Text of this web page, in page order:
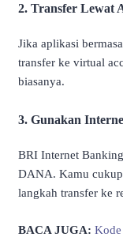
2. Transfer Lewat
Jika aplikasi
transfer ke virtual
biasanya.
3. Gunakan
BRI Internet
DANA. Kamu
langkah transfer ke
BACA JUGA: Kode